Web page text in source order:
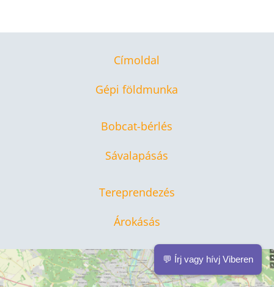
Címoldal
Gépi földmunka
Bobcat-bérlés
Sávalapásás
Tereprendezés
Árokásás
💬 Írj vagy hívj Viberen